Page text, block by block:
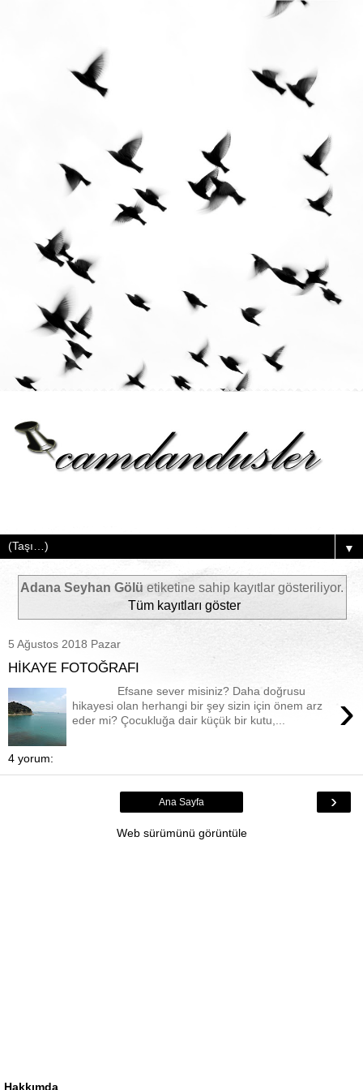
▼
Adana Seyhan Gölü etiketine sahip kayıtlar gösteriliyor.
Tüm kayıtları göster
5 Ağustos 2018 Pazar
HİKAYE FOTOĞRAFI
›
Efsane sever misiniz? Daha doğrusu
hikayesi olan herhangi bir şey sizin için önem arz
eder mi? Çocukluğa dair küçük bir kutu,...
4 yorum:
›
Ana Sayfa
Web sürümünü görüntüle
Hakkımda